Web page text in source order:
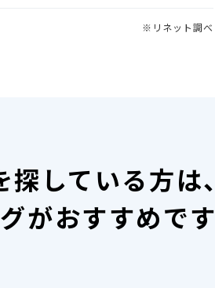
※リネット調べ
している方は、
がおすすめです